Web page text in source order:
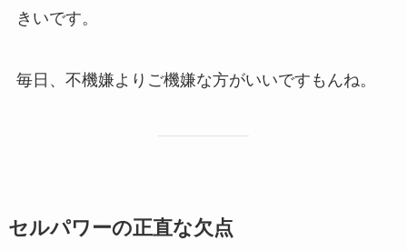
きいです。
毎日、不機嫌よりご機嫌な方がいいですもんね。
セルパワーの正直な欠点